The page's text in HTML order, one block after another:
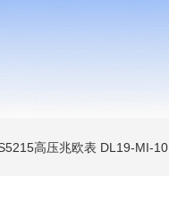
高压兆欧表 DL19-MI-